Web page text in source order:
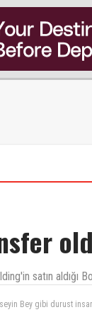
satın aldığı
için büyük